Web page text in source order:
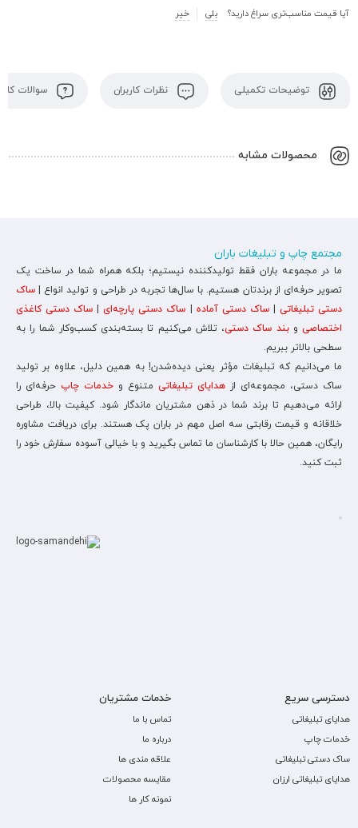
آیا قیمت مناسب‌تری سراغ دارید؟ بلی خیر
توضیحات تکمیلی نظرات کاربران سوالات
محصولات مشابه
مجتمع چاپ و تبلیغات باران
ما در مجموعه باران فقط تولیدکننده نیستیم؛ بلکه همراه شما در ساخت یک
تصویر حرفه‌ای از برندتان هستیم. با سال‌ها تجربه در طراحی و تولید انواع | ساک
دستی تبلیغاتی |ساک دستی آماده | ساک دستی پارچه‌ای| ساک دستی کاغذی
اختصاصی وبند ساک دستی، تلاش می‌کنیم تا بسته‌بندی کسب‌وکار شما را به
سطحی بالاتر ببریم.
ما می‌دانیم که تبلیغات مؤثر یعنی دیده‌شدن! به همین دلیل، علاوه بر تولید
ساک دستی، مجموعه‌ای از هدایای تبلیغاتی متنوع و خدمات چاپ حرفه‌ای را
ارائه می‌دهیم تا برند شما در ذهن مشتریان ماندگار شود. کیفیت بالا، طراحی
خلاقانه و قیمت رقابتی سه اصل مهم در باران پک هستند. برای دریافت مشاوره
رایگان، همین حالا با کارشناسان ما تماس بگیرید و با خیالی آسوده سفارش خود را
ثبت کنید.
دسترسی سریع
هدایای تبلیغاتی
خدمات چاپ
ساک دستی تبلیغاتی
هدایای تبلیغاتی ارزان
خدمات مشتریان
تماس با ما
درباره ما
علاقه مندی ها
مقایسه محصولات
نمونه کار ها